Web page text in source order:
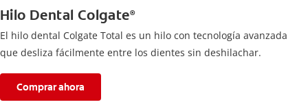
Hilo Dental Colgate®
El hilo dental Colgate Total es un hilo con tecnología avanzada
que desliza fácilmente entre los dientes sin deshilachar.
Comprar ahora